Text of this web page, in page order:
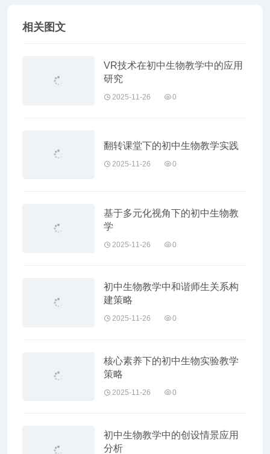
相关图文
VR技术在初中生物教学中的应用
研究
2025-11-26 0
翻转课堂下的初中生物教学实践
2025-11-26 0
基于多元化视角下的初中生物教
学
2025-11-26 0
初中生物教学中和谐师生关系构
建策略
2025-11-26 0
核心素养下的初中生物实验教学
策略
2025-11-26 0
初中生物教学中的创设情景应用
分析